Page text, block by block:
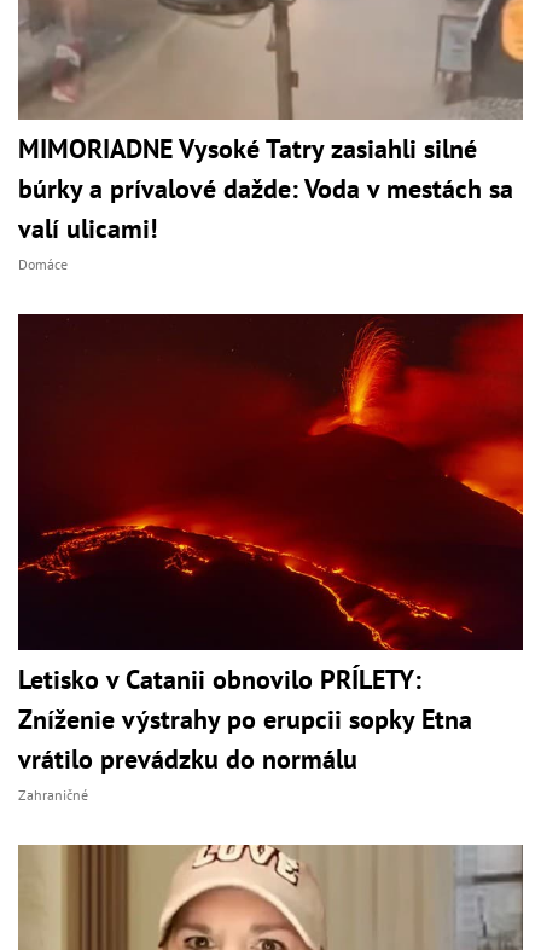
MIMORIADNE Vysoké Tatry zasiahli silné
búrky a prívalové dažde: Voda v mestách sa
valí ulicami!
Domáce
Letisko v Catanii obnovilo PRÍLETY:
Zníženie výstrahy po erupcii sopky Etna
vrátilo prevádzku do normálu
Zahraničné